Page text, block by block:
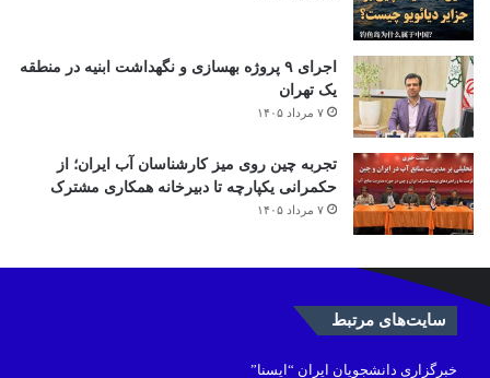
اجرای ۹ پروژه بهسازی و نگهداشت ابنیه در منطقه
یک تهران
۷ مرداد ۱۴۰۵
تجربه چین روی میز کارشناسان آب ایران؛ از
حکمرانی یکپارچه تا دبیرخانه همکاری مشترک
۷ مرداد ۱۴۰۵
سایت‌های مرتبط
خبرگزاری دانشجویان ایران “ایسنا”